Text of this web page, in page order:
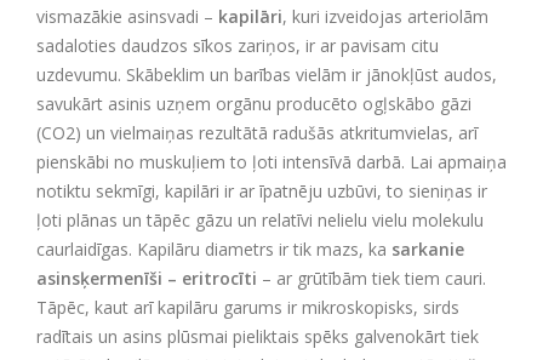
vismazākie asinsvadi – kapilāri, kuri izveidojas arteriolām
sadaloties daudzos sīkos zariņos, ir ar pavisam citu
uzdevumu. Skābeklim un barības vielām ir jānokļūst audos,
savukārt asinis uzņem orgānu producēto ogļskābo gāzi
(CO2) un vielmaiņas rezultātā radušās atkritumvielas, arī
pienskābi no muskuļiem to ļoti intensīvā darbā. Lai apmaiņa
notiktu sekmīgi, kapilāri ir ar īpatnēju uzbūvi, to sieniņas ir
ļoti plānas un tāpēc gāzu un relatīvi nelielu vielu molekulu
caurlaidīgas. Kapilāru diametrs ir tik mazs, ka sarkanie
asinsķermenīši – eritrocīti – ar grūtībām tiek tiem cauri.
Tāpēc, kaut arī kapilāru garums ir mikroskopisks, sirds
radītais un asins plūsmai pieliktais spēks galvenokārt tiek